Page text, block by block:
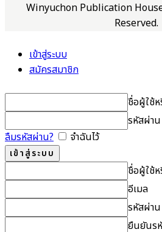
Winyuchon Publication
Reserved.
เข้าสู่ระบบ
สมัครสมาชิก
ชื่อผู้ใช้
รหัสผ่าน
ลืมรหัสผ่าน?
จำฉันไว้
ชื่อผู้ใช้
อีเมล
รหัสผ่าน
ยืนยันร